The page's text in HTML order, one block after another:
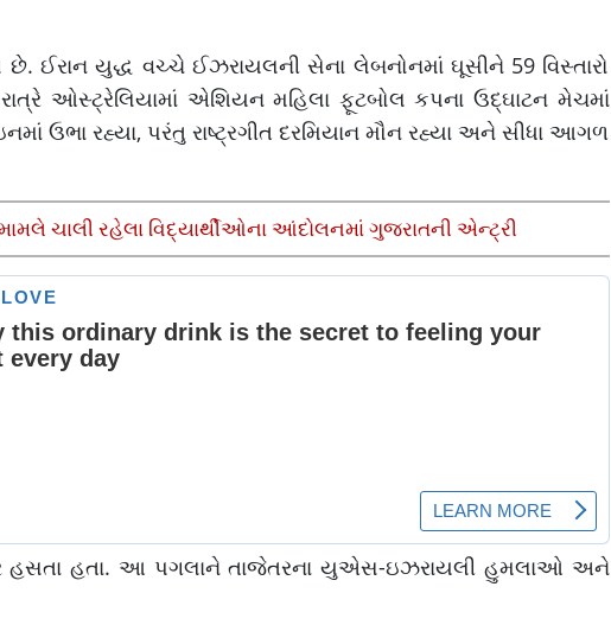
ઈરાન યુદ્ધ વચ્ચે ઈઝરાયલની સેના લેબનોનમાં ઘૂસીને 59 વિસ્તારો
ઓસ્ટ્રેલિયામાં એશિયન મહિલા ફૂટબોલ કપના ઉદ્ઘાટન મેચમાં
ઉભા રહ્યા, પરંતુ રાષ્ટ્રગીત દરમિયાન મૌન રહ્યા અને સીધા આગળ
ચાલી રહેલા વિદ્યાર્થીઓના આંદોલનમાં ગુજરાતની એન્ટ્રી
હસતા હતા. આ પગલાને તાજેતરના યુએસ-ઇઝરાયલી હુમલાઓ અને